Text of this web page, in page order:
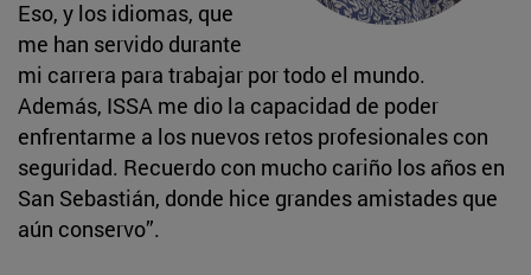
Eso, y los idiomas, que
me han servido durante
mi carrera para trabajar por todo el mundo.
Además, ISSA me dio la capacidad de poder
enfrentarme a los nuevos retos profesionales con
seguridad. Recuerdo con mucho cariño los años en
San Sebastián, donde hice grandes amistades que
aún conservo”.